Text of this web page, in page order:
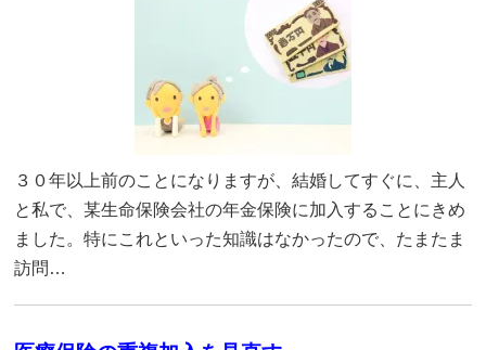
３０年以上前のことになりますが、結婚してすぐに、主人
と私で、某生命保険会社の年金保険に加入することにきめ
ました。特にこれといった知識はなかったので、たまたま
訪問…